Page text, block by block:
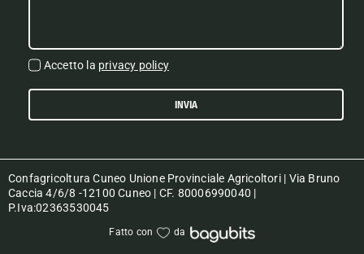
Accetto la privacy policy
INVIA
Confagricoltura Cuneo Unione Provinciale Agricoltori | Via Bruno
Caccia 4/6/8 -12100 Cuneo | CF. 80006990040 |
P.Iva:02363530045
Fatto con da